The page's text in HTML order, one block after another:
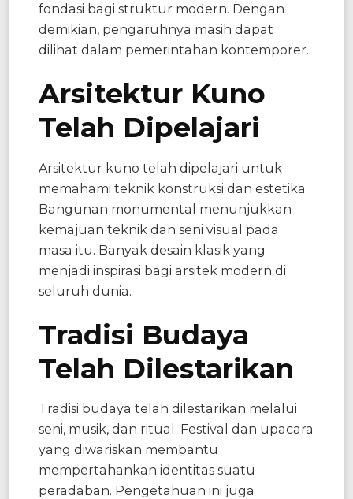
fondasi bagi struktur modern. Dengan
demikian, pengaruhnya masih dapat
dilihat dalam pemerintahan kontemporer.
Arsitektur Kuno
Telah Dipelajari
Arsitektur kuno telah dipelajari untuk
memahami teknik konstruksi dan estetika.
Bangunan monumental menunjukkan
kemajuan teknik dan seni visual pada
masa itu. Banyak desain klasik yang
menjadi inspirasi bagi arsitek modern di
seluruh dunia.
Tradisi Budaya
Telah Dilestarikan
Tradisi budaya telah dilestarikan melalui
seni, musik, dan ritual. Festival dan upacara
yang diwariskan membantu
mempertahankan identitas suatu
peradaban. Pengetahuan ini juga